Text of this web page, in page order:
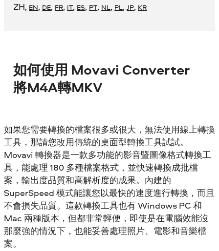
ZH, EN, DE, FR, IT, ES, PT, NL, PL,JP, KR
如何使用 Movavi Converter
將M4A轉MKV
如果您需要轉換的檔案很多或很大，無法使用線上轉換
工具，那請您改用傳統的桌面型轉換工具試試。
Movavi 轉換器是一款多功能的影音暨圖像格式轉換工
具，能處理 180 多種檔案格式，並快速轉換成批檔
案，輸出度品質和高解析度的成果。內建的
SuperSpeed 模式能讓您以最快的速度進行轉換，而且
不會損失品質。這款轉換工具也有 Windows PC 和
Mac 兩種版本，但都非常輕便，即使是在電腦效能沒
那麼強的情況下，也能妥善處理照片、電影和音樂檔
案。